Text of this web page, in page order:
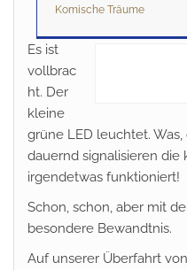
Komische Träume
Es ist
vollbrac
ht. Der
kleine
grüne LED leuchtet.
dauernd signalisieren die
irgendetwas funktioniert!
Schon, schon, aber mit
besondere Bewandtnis.
Auf unserer Überfahrt